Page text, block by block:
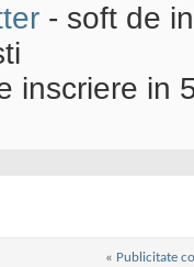
- soft de
inscriere in
« Publicitate